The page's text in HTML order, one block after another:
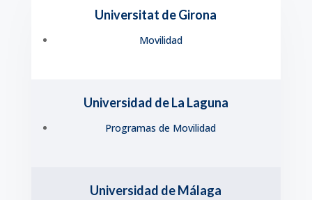
Universitat de Girona
Movilidad
Universidad de La Laguna
Programas de Movilidad
Universidad de Málaga